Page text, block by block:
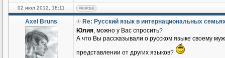
02 июл 2012, 18:11
Axel Bruns
Re: Русский язык в интернациональных
Юлия, можно у Вас спросить?
А что Вы рассказывали о русском языке своему
представлении от других языков?